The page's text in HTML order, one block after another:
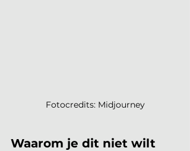
Fotocredits: Midjourney
Waarom je dit niet wilt